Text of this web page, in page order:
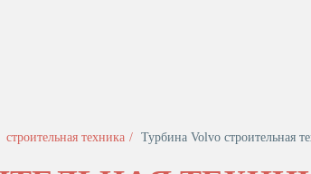
строительная техника Турбина Volvo строительная